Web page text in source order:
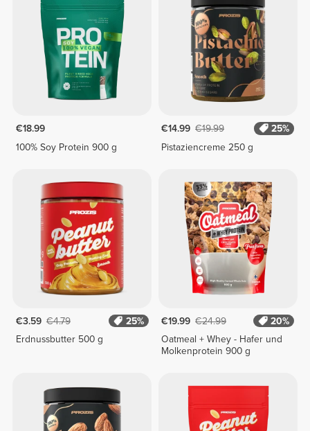
€18.99
100% Soy Protein 900 g
€14.99 €19.99
25%
Pistaziencreme 250 g
€3.59 €4.79
25%
Erdnussbutter 500 g
€19.99 €24.99
20%
Oatmeal + Whey - Hafer und
Molkenprotein 900 g